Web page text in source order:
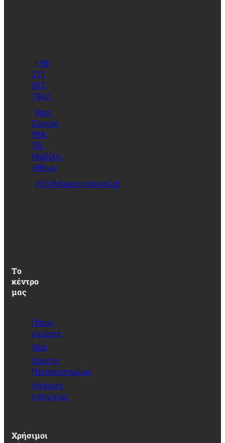
+30
211
012
7842
Βασ.
Σοφίας
98Α,
Πλ.
Μαβίλη,
Αθήνα
info@diagerontoudi.gr
Τo
κέντρο
μας
Ποιοι
είμαστε
Νέα
Xάρτης
Πανεπιστημίων
Ιστορίες
επιτυχίας
Χρήσιμοι